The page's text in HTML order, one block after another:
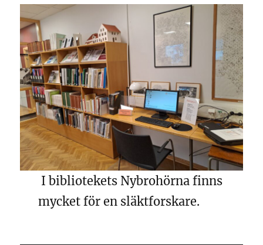
I bibliotekets Nybrohörna finns
mycket för en släktforskare.